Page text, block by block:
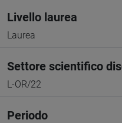
Livello laurea
Laurea
Settore scientifico
L-OR/22
Periodo